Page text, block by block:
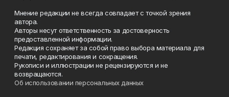
Мнение редакции не всегда совпадает с точкой зрения
автора.
Авторы несут ответственность за достоверность
предоставленной информации.
Редакция сохраняет за собой право выбора материала для
печати, редактирования и сокращения.
Рукописи и иллюстрации не рецензируются и не
возвращаются.
Об использовании персональных данных